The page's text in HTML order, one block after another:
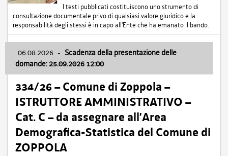
I testi pubblicati costituiscono uno strumento di
consultazione documentale privo di qualsiasi valore giuridico e la
responsabilità degli stessi è in capo all'Ente che ha emanato il bando.
06.08.2026 - Scadenza della presentazione delle
domande: 25.09.2026 12:00
334/26 – Comune di Zoppola –
ISTRUTTORE AMMINISTRATIVO –
Cat. C – da assegnare all’Area
Demografica-Statistica del Comune di
ZOPPOLA